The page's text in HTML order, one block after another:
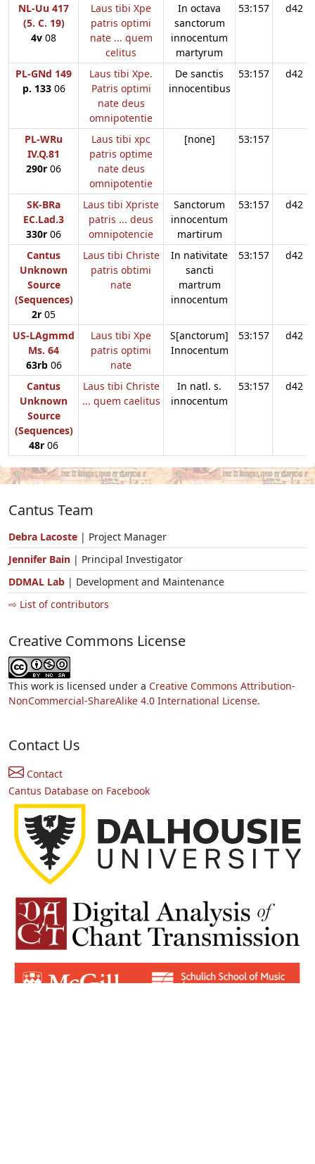
NL-Uu 417
(5. C. 19)
4v 08
Laus tibi Xpe
patris optimi
nate ... quem
celitus
In octava
sanctorum
innocentum
martyrum
53:157 d42
PL-GNd 149
p. 13306
Laus tibi Xpe.
Patris optimi
nate deus
omnipotentie
De sanctis
innocentibus
53:157 d42
PL-WRu
IV.Q.81
290r 06
Laus tibi xpc
patris optime
nate deus
omnipotentie
[none] 53:157
SK-BRa
EC.Lad.3
330r 06
Laus tibi Xpriste
patris ... deus
omnipotencie
Sanctorum
innocentum
martirum
53:157 d42
Cantus
Unknown
Source
(Sequences)
2r 05
Laus tibi Christe
patris obtimi
nate
In nativitate
sancti
martrum
innocentum
53:157 d42
US-LAgmmd
Ms. 64
63rb06
Laus tibi Xpe
patris optimi
nate
S[anctorum]
Innocentum
53:157 d42
Cantus
Unknown
Source
(Sequences)
48r 06
Laus tibi Christe
... quem caelitus
In natl. s.
innocentum
53:157 d42
Cantus Team
Debra Lacoste | Project Manager
Jennifer Bain | Principal Investigator
DDMAL Lab | Development and Maintenance
⇨ List of contributors
Creative Commons License
This work is licensed under a Creative Commons Attribution-
NonCommercial-ShareAlike 4.0 International License.
Contact Us
Contact
Cantus Database on Facebook